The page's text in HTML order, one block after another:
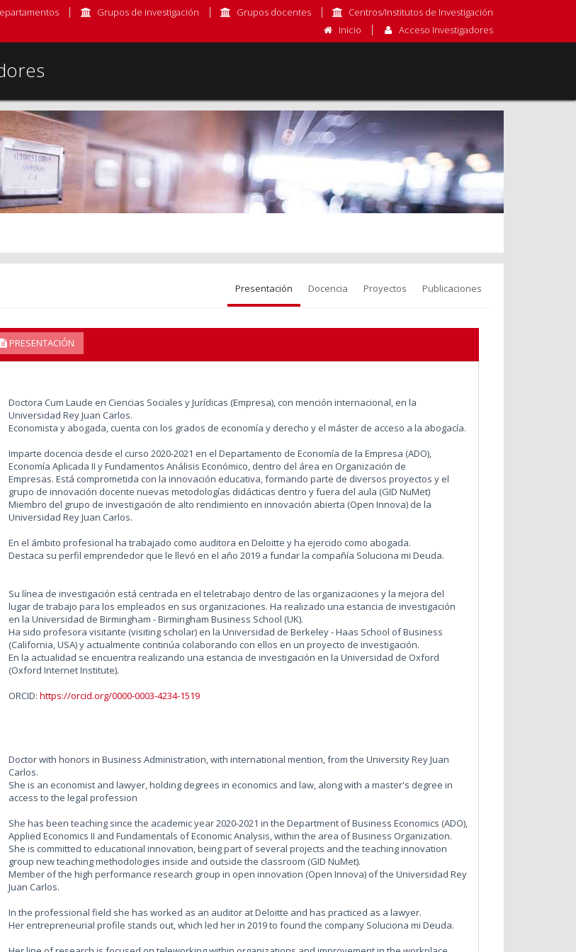
Grupos de investigación Grupos docentes
Centros/Institutos de Investigación
Inicio
Acceso Investigadores
Presentación Docencia Proyectos Publicaciones
PRESENTACIÓN
Doctora Cum Laude en Ciencias Sociales y Jurídicas (Empresa), con mención internacional, en la
Universidad Rey Juan Carlos.
Economista y abogada, cuenta con los grados de economía y derecho y el máster de acceso a la abogacía.
Imparte docencia desde el curso 2020-2021 en el Departamento de Economía de la Empresa (ADO),
Economía Aplicada II y Fundamentos Análisis Económico, dentro del área en Organización de
Empresas. Está comprometida con la innovación educativa, formando parte de diversos proyectos y el
grupo de innovación docente nuevas metodologías didácticas dentro y fuera del aula (GID NuMet)
Miembro del grupo de investigación de alto rendimiento en innovación abierta (Open Innova) de la
Universidad Rey Juan Carlos.
En el ámbito profesional ha trabajado como auditora en Deloitte y ha ejercido como abogada.
Destaca su perfil emprendedor que le llevó en el año 2019 a fundar la compañía Soluciona mi Deuda.
Su línea de investigación está centrada en el teletrabajo dentro de las organizaciones y la mejora del
lugar de trabajo para los empleados en sus organizaciones. Ha realizado una estancia de investigación
en la Universidad de Birmingham - Birmingham Business School (UK).
Ha sido profesora visitante (visiting scholar) en la Universidad de Berkeley - Haas School of Business
(California, USA) y actualmente continúa colaborando con ellos en un proyecto de investigación.
En la actualidad se encuentra realizando una estancia de investigación en la Universidad de Oxford
(Oxford Internet Institute).
ORCID: https://orcid.org/0000-0003-4234-1519
Doctor with honors in Business Administration, with international mention, from the University Rey Juan
Carlos.
She is an economist and lawyer, holding degrees in economics and law, along with a master's degree in
access to the legal profession
She has been teaching since the academic year 2020-2021 in the Department of Business Economics (ADO),
Applied Economics II and Fundamentals of Economic Analysis, within the area of Business Organization.
She is committed to educational innovation, being part of several projects and the teaching innovation
group new teaching methodologies inside and outside the classroom (GID NuMet).
Member of the high performance research group in open innovation (Open Innova) of the Universidad Rey
Juan Carlos.
In the professional field she has worked as an auditor at Deloitte and has practiced as a lawyer.
Her entrepreneurial profile stands out, which led her in 2019 to found the company Soluciona mi Deuda.